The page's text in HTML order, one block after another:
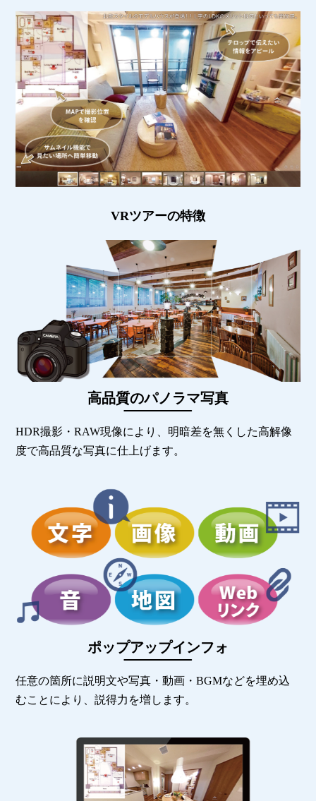
VRツアーの特徴
高品質のパノラマ写真
HDR撮影・RAW現像により、明暗差を無くした高解像
度で高品質な写真に仕上げます。
ポップアップインフォ
任意の箇所に説明文や写真・動画・BGMなどを埋め込
むことにより、説得力を増します。